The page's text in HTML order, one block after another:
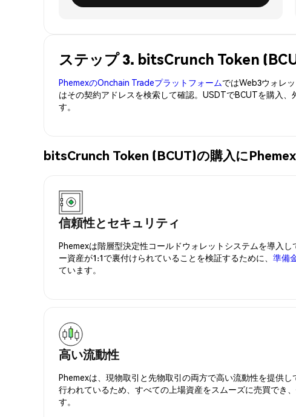
ステップ 3. bitsCrunch Token
PhemexのOnchain TradeプラットフォームではWeb3ウォレ
はその契約アドレスを検索して確認。USDTでBCUTを購入
す。
bitsCrunch Token (BCUT)の購入に
信頼性とセキュリティ
Phemexは階層型決定性コールドウォレットシステムを導入
ー資産が1:1で裏付けられていることを検証するために、 準備
ています。
高い流動性
Phemexは、現物取引と先物取引の両方で高い流動性を提供し
行われているため、すべての上場資産をスムーズに売買でき
す。